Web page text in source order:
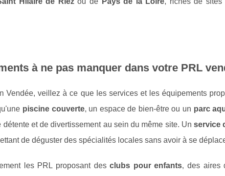
à ne pas manquer dans votre PRL
Vendée, veillez à ce que les services et les équipements
piscine couverte, un espace de bien-être ou un parc
et de divertissement au sein du même site. Un service
de déguster des spécialités locales sans avoir à se
les PRL proposant desclubs pour enfants, des aires